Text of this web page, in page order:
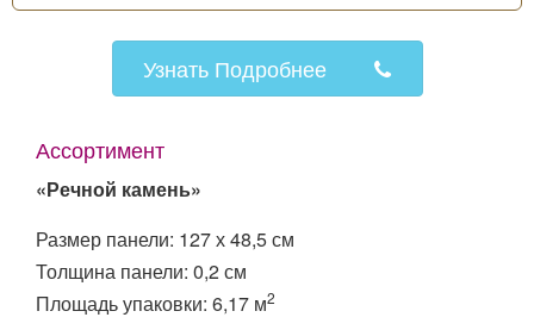
Узнать Подробнее
Ассортимент
«Речной камень»
Размер панели: 127 х 48,5 см
Толщина панели: 0,2 см
Площадь упаковки: 6,17 м2